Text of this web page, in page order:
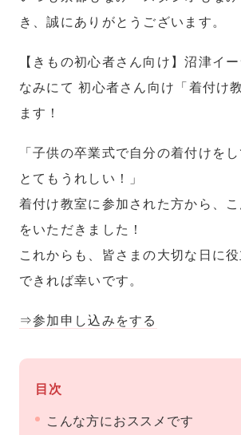
き、誠にありがとうございます。
【きもの初心者さん向け】沼津イ
なみにて 初心者さん向け「着付け
ます！
「子供の卒業式で自分の着付けをし
とてもうれしい！」
着付け教室に参加された方から、
をいただきました！
これからも、皆さまの大切な日に
できれば幸いです。
⇒参加申し込みをする
目次
こんな方におススメです